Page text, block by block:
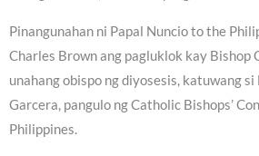
Pinangunahan ni Papal Nuncio to the
Charles Brown ang pagluklok kay Bishop
unahang obispo ng diyosesis, katuwang
Garcera, pangulo ng Catholic Bishops’
Philippines.